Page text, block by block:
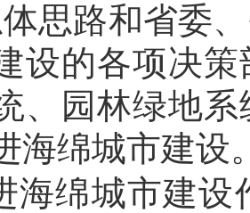
思路和省委
设的各项决
、园林绿地
海绵城市建设
海绵城市建设